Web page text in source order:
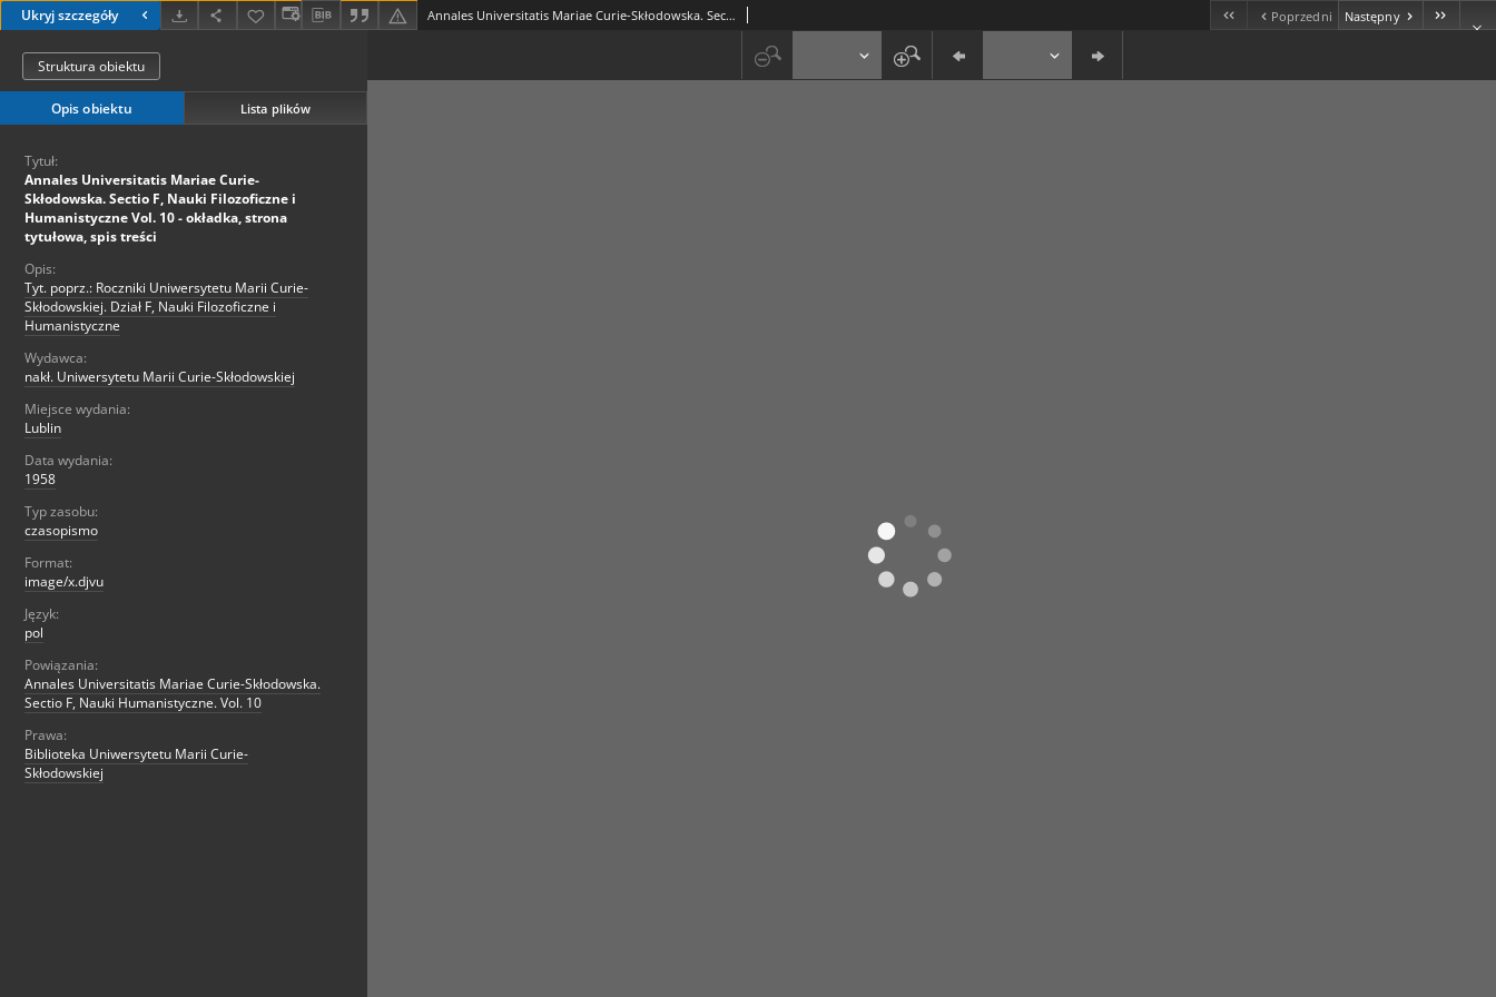
Ukryj szczegóły Annales Universitatis Mariae Curie-Skłodowska. Sectio F, Nauki Filozoficzne i Humanistyczne Vol. 10 - okładka, strona tytułowa, spis treści Poprzedni Następny
Struktura obiektu
Opis obiektu Lista plików
Tytuł:
Annales Universitatis Mariae Curie-
Skłodowska. Sectio F, Nauki Filozoficzne i
Humanistyczne Vol. 10 - okładka, strona
tytułowa, spis treści
Opis:
Tyt. poprz.: Roczniki Uniwersytetu Marii Curie-
Skłodowskiej. Dział F, Nauki Filozoficzne i
Humanistyczne
Wydawca:
nakł. Uniwersytetu Marii Curie-Skłodowskiej
Miejsce wydania:
Lublin
Data wydania:
1958
Typ zasobu:
czasopismo
Format:
image/x.djvu
Język:
pol
Powiązania:
Annales Universitatis Mariae Curie-Skłodowska.
Sectio F, Nauki Humanistyczne. Vol. 10
Prawa:
Biblioteka Uniwersytetu Marii Curie-
Skłodowskiej